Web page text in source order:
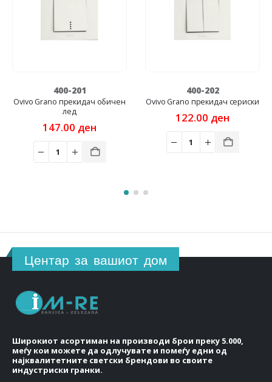
400-201
Ovivo Grano прекидач обичен
лед
147.00 ден
400-202
Ovivo Grano прекидач сериски
122.00 ден
Центар за вашиот дом
Широкиот асортиман на производи брои преку 5.000,
меѓу кои можете да одлучувате и помеѓу едни од
најквалитетните светски брендови во своите
индустриски гранки.